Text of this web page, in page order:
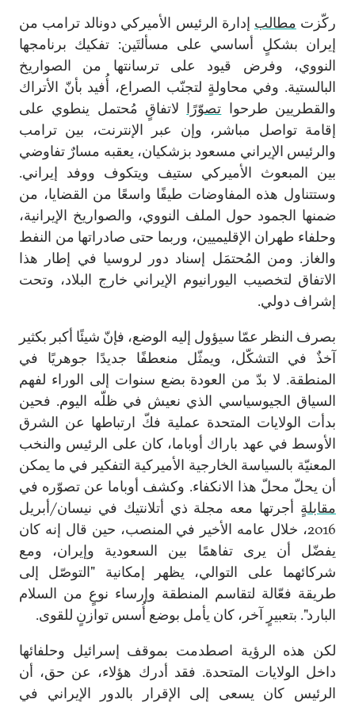
ركّزت مطالب إدارة الرئيس الأميركي دونالد ترامب من
إيران بشكلٍ أساسي على مسألتَين: تفكيك برنامجها
النووي، وفرض قيود على ترسانتها من الصواريخ
البالستية. وفي محاولةٍ لتجنّب الصراع، أُفيد بأنّ الأتراك
والقطريين طرحوا تصوّرًا لاتفاقٍ مُحتمل ينطوي على
إقامة تواصل مباشر، وإن عبر الإنترنت، بين ترامب
والرئيس الإيراني مسعود بزشكيان، يعقبه مسارٌ تفاوضي
بين المبعوث الأميركي ستيف ويتكوف ووفد إيراني.
وستتناول هذه المفاوضات طيفًا واسعًا من القضايا، من
ضمنها الجمود حول الملف النووي، والصواريخ الإيرانية،
وحلفاء طهران الإقليميين، وربما حتى صادراتها من النفط
والغاز. ومن المُحتمَل إسناد دور لروسيا في إطار هذا
الاتفاق لتخصيب اليورانيوم الإيراني خارج البلاد، وتحت
إشراف دولي.
بصرف النظر عمّا سيؤول إليه الوضع، فإنّ شيئًا أكبر بكثير
آخذٌ في التشكّل، ويمثّل منعطفًا جديدًا جوهريًا في
المنطقة. لا بدّ من العودة بضع سنوات إلى الوراء لفهم
السياق الجيوسياسي الذي نعيش في ظلّه اليوم. فحين
بدأت الولايات المتحدة عملية فكّ ارتباطها عن الشرق
الأوسط في عهد باراك أوباما، كان على الرئيس والنخب
المعنيّة بالسياسة الخارجية الأميركية التفكير في ما يمكن
أن يحلّ محلّ هذا الانكفاء. وكشف أوباما عن تصوّره في
مقابلةٍ أجرتها معه مجلة ذي أتلانتيك في نيسان/أبريل
2016، خلال عامه الأخير في المنصب، حين قال إنه كان
يفضّل أن يرى تفاهمًا بين السعودية وإيران، ومع
شركائهما على التوالي، يظهر إمكانية "التوصّل إلى
طريقة فعّالة لتقاسم المنطقة وإرساء نوعٍ من السلام
البارد". بتعبيرٍ آخر، كان يأمل بوضع أُسس توازنٍ للقوى.
لكن هذه الرؤية اصطدمت بموقف إسرائيل وحلفائها
داخل الولايات المتحدة. فقد أدرك هؤلاء، عن حق، أن
الرئيس كان يسعى إلى الإقرار بالدور الإيراني في